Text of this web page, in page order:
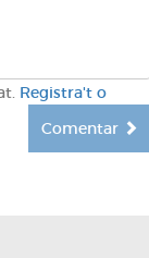
Registra't o
Comentar